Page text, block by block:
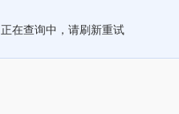
正在查询中，请刷新重试